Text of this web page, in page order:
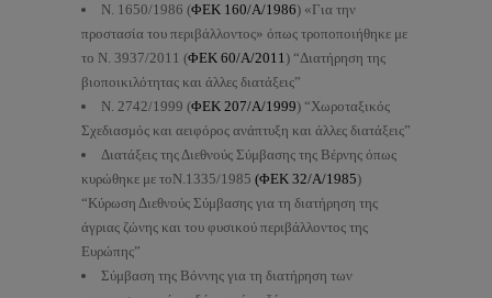
Ν. 1650/1986 (ΦΕΚ 160/Α/1986) «Για την
προστασία του περιβάλλοντος» όπως τροποποιήθηκε με
το N. 3937/2011 (ΦΕΚ 60/Α/2011) “Διατήρηση της
βιοποικιλότητας και άλλες διατάξεις”
Ν. 2742/1999 (ΦΕΚ 207/Α/1999) “Χωροταξικός
Σχεδιασμός και αειφόρος ανάπτυξη και άλλες διατάξεις”
Διατάξεις της Διεθνούς Σύμβασης της Βέρνης όπως
κυρώθηκε με τοΝ.1335/1985 (ΦΕΚ 32/Α/1985)
“Κύρωση Διεθνούς Σύμβασης για τη διατήρηση της
άγριας ζώνης και του φυσικού περιβάλλοντος της
Ευρώπης”
Σύμβαση της Βόννης για τη διατήρηση των